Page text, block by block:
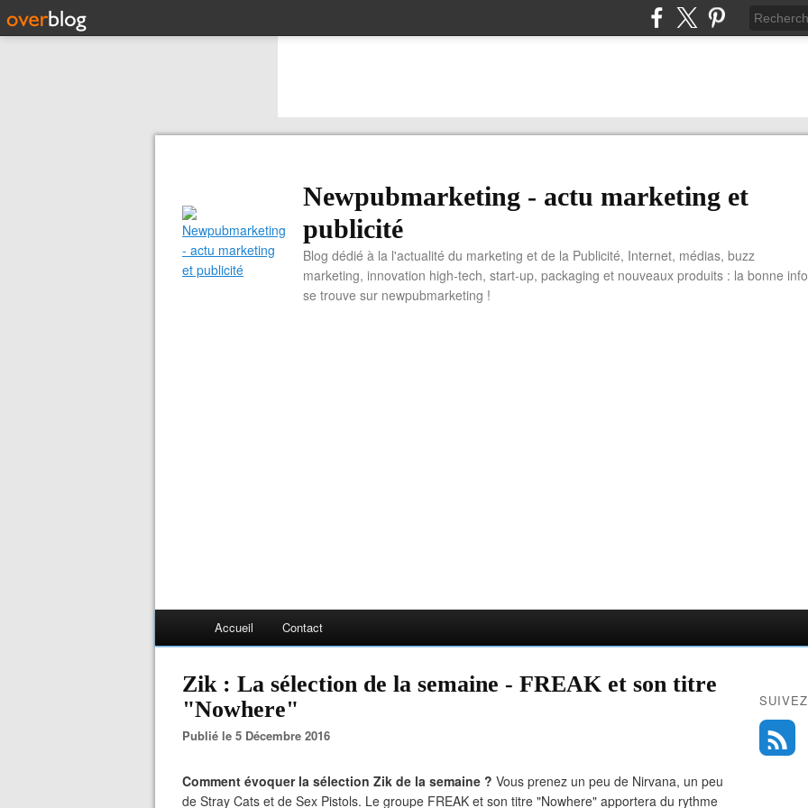
Newpubmarketing - actu marketing et
publicité
Blog dédié à la l'actualité du marketing et de la Publicité, Internet, médias, buzz
marketing, innovation high-tech, start-up, packaging et nouveaux produits : la bonne info
se trouve sur newpubmarketing !
Accueil Contact
Zik : La sélection de la semaine - FREAK et son titre
"Nowhere"
Publié le 5 Décembre 2016
Comment évoquer la sélection Zik de la semaine ? Vous prenez un peu de Nirvana, un peu
de Stray Cats et de Sex Pistols. Le groupe FREAK et son titre "Nowhere" apportera du rythme